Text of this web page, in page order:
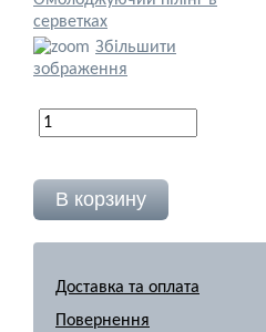
Збільшити
зображення
Доставка та оплата
Повернення